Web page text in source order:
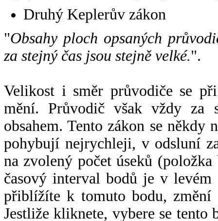
Druhý Keplerův zákon
"Obsahy ploch opsaných
za stejný čas jsou stejně velké.".
Velikost i směr průvodiče se
mění. Průvodič však vždy za
obsahem. Tento zákon se někdy
pohybují nejrychleji, v odsluní
na zvolený počet úseků
časový interval bodů je v
přiblížíte k tomuto bodu,
Jestliže kliknete, vybere se tento